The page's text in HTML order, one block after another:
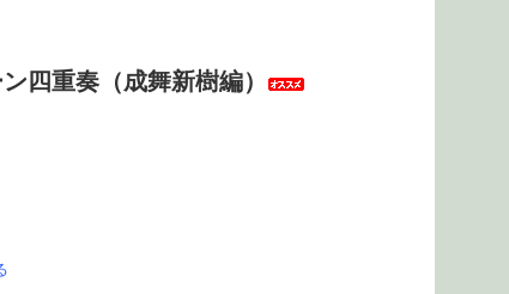
四重奏（成舞新樹編）